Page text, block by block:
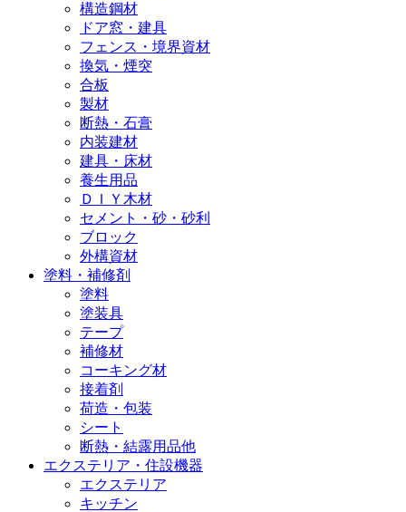
構造鋼材
ドア窓・建具
フェンス・境界資材
換気・煙突
合板
製材
断熱・石膏
内装建材
建具・床材
養生用品
ＤＩＹ木材
セメント・砂・砂利
ブロック
外構資材
塗料・補修剤
塗料
塗装具
テープ
補修材
コーキング材
接着剤
荷造・包装
シート
断熱・結露用品他
エクステリア・住設機器
エクステリア
キッチン